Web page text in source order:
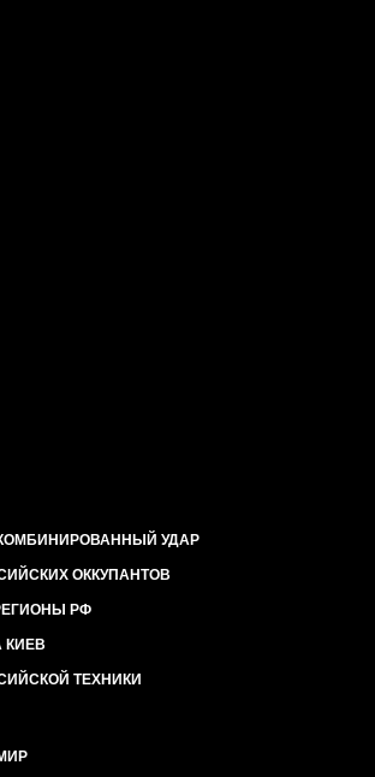
УДАР
ОККУПАНТОВ
РФ
КИЕВ
ТЕХНИКИ